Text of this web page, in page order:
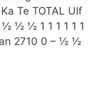
Te TOTAL Ulf
½ ½ 1 1 1 1 1 1
2710 0 – ½ ½